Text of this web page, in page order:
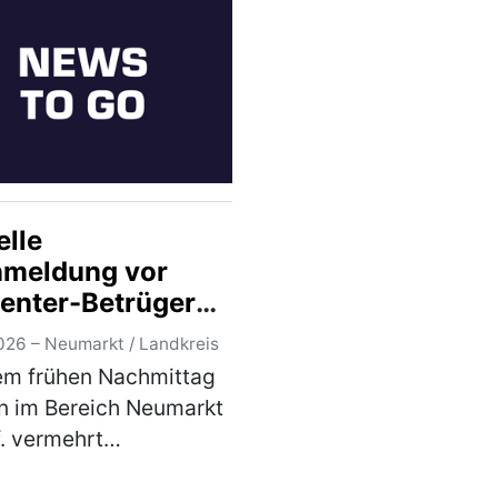
vor
Betrügern
Neumarkt
– Neumarkt / Landkreis
frühen Nachmittag
im Bereich Neumarkt
vermehrt